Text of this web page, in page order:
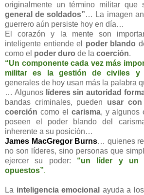
originalmente un término militar que
general de soldados”… La imagen
guerrero aún persiste hoy en día…
El corazón y la mente son
inteligente entiende el poder blando
como el poder duro de la coerción.
“Un componente cada vez más
militar es la gestión de civiles y
generales de hoy usan más la palabra
… Algunos líderes sin autoridad
bandas criminales, pueden usar con
coerción como el carisma, y algunos
poseen el poder blando del
inherente a su posición…
James MacGregor Burns… quienes
no son líderes, sino personas que
ejercer su poder: “un líder y un
opuestos”.
La inteligencia emocional ayuda a